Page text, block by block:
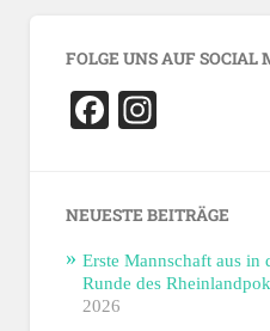
FOLGE UNS AUF SOCIAL
Facebook
NEUESTE BEITRÄGE
Erste Mannschaft aus in
Runde des
2026